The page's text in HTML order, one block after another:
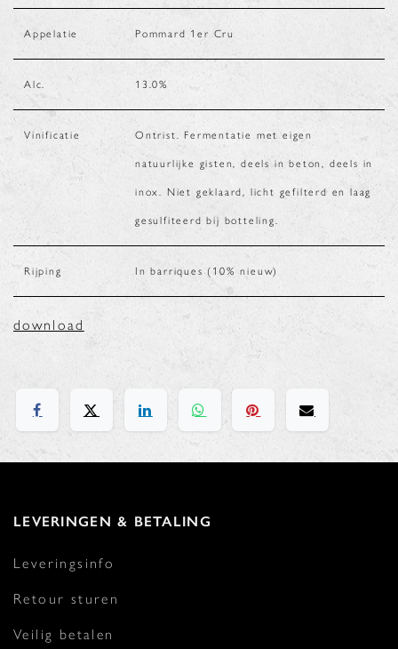
Appelatie Pommard 1er Cru
Alc. 13.0%
Vinificatie Ontrist. Fermentatie met eigen
natuurlijke gisten, deels in beton, deels in
inox. Niet geklaard, licht gefilterd en laag
gesulfiteerd bij botteling.
Rijping In barriques (10% nieuw)
download
LEVERINGEN & BETALING
Leveringsinfo
Retour sturen
Veilig betalen